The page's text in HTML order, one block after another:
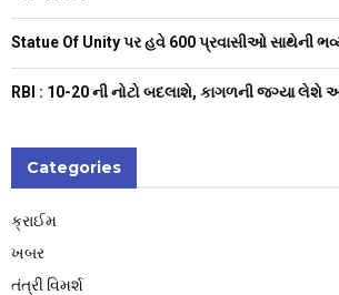
Statue Of Unity પર હવે 600 પ્રવાસીઓ સાથેની
RBI : ₹10-20 ની નોટો બદલાશે, કાગળની જગ્યા લેશે
Categories
ક્રાઈમ
ખબર
તંત્રી વિમર્શ